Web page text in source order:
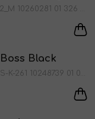
Nieuw
Black
Nieuw